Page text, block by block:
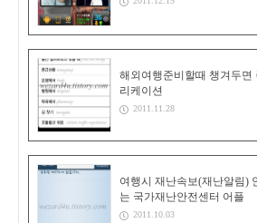
해외여행준비할때 챙겨두면
리케이션
2011.11.28
여행시 재난속보(재난알림)
는 국가재난안전센터 어플
2011.10.03